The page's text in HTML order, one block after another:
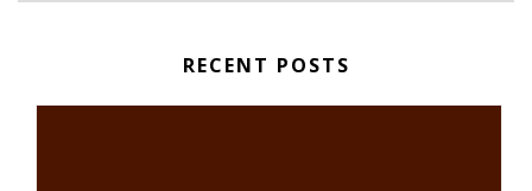
RECENT POSTS